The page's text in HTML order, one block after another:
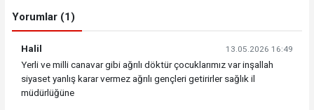
Yorumlar (1)
Halil 13.05.2026 16:49
Yerli ve milli canavar gibi ağrılı döktür çocuklarımız var inşallah
siyaset yanlış karar vermez ağrılı gençleri getirirler sağlık il
müdürlüğüne